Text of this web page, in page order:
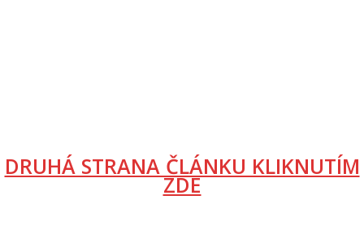
DRUHÁ STRANA ČLÁNKU KLIKNUTÍM
ZDE